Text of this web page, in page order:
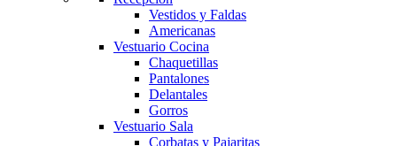
Vestidos y Faldas
Americanas
Vestuario Cocina
Chaquetillas
Pantalones
Delantales
Gorros
Vestuario Sala
Corbatas y Pajaritas